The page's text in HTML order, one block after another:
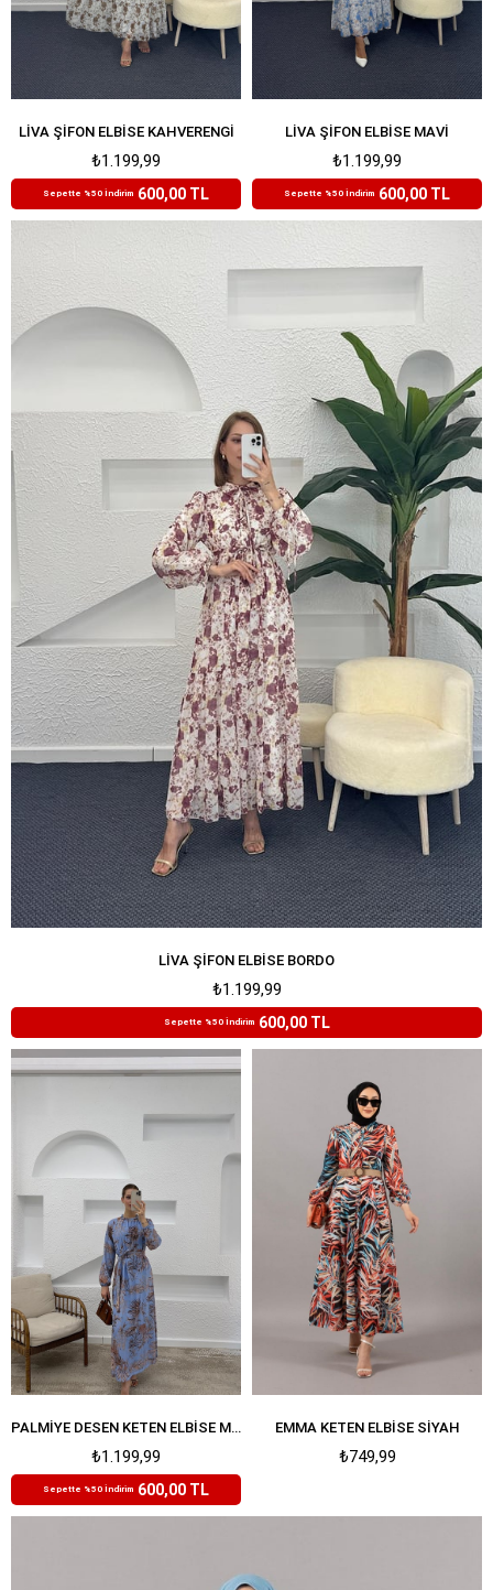
LIVA ŞIFON ELBISE KAHVERENGI
₺1.199,99
Sepette %50 İndirim 600,00 TL
LIVA ŞIFON ELBISE MAVI
₺1.199,99
Sepette %50 İndirim 600,00 TL
LIVA ŞIFON ELBISE BORDO
₺1.199,99
Sepette %50 İndirim 600,00 TL
PALMIYE DESEN KETEN ELBISE MAVI
₺1.199,99
Sepette %50 İndirim 600,00 TL
EMMA KETEN ELBISE SIYAH
₺749,99